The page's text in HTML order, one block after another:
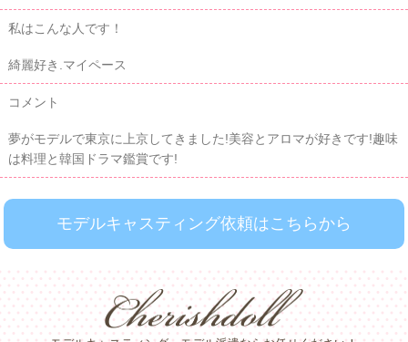
私はこんな人です！
綺麗好き.マイペース
コメント
夢がモデルで東京に上京してきました!美容とアロマが好きです!趣味
は料理と韓国ドラマ鑑賞です!
モデルキャスティング依頼はこちらから